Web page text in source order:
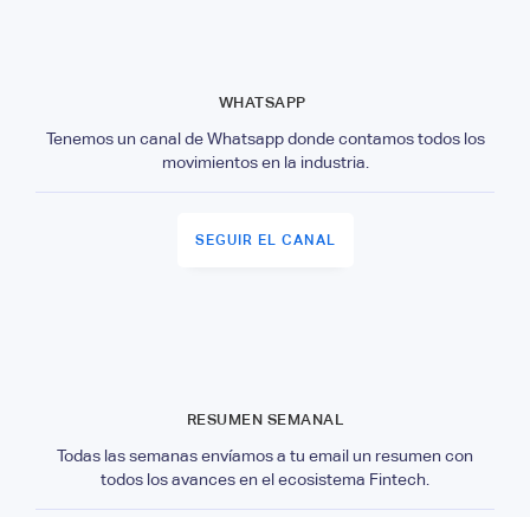
WHATSAPP
Tenemos un canal de Whatsapp donde contamos todos los
movimientos en la industria.
SEGUIR EL CANAL
RESUMEN SEMANAL
Todas las semanas envíamos a tu email un resumen con
todos los avances en el ecosistema Fintech.